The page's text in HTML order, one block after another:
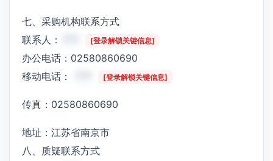
七、采购机构联系方式
联系人：
[登录解锁关键信息]
办公电话：02580860690
移动电话：
[登录解锁关键信息]
传真：02580860690
地址：江苏省南京市
八、质疑联系方式